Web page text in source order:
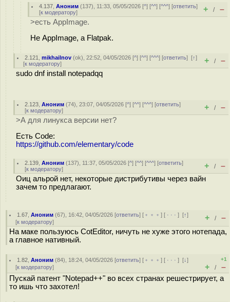
4.137 ,Аноним (137), 11:33, 05/05/2026 [^] [^^] [^^^] [ответить]
[к модератору] + / –
>есть AppImage.
Не AppImage, а Flatpak.
2.121 ,mikhailnov (ok), 22:52, 04/05/2026 [^] [^^] [^^^] [ответить][↑]
[к модератору] + / –
sudo dnf install notepadqq
2.123 ,Аноним (74), 23:07, 04/05/2026 [^] [^^] [^^^] [ответить]
[к модератору] + / –
>А для линукса версии нет?
Есть Code:
https://github.com/elementary/code
2.139 ,Аноним (137), 11:37, 05/05/2026 [^] [^^] [^^^] [ответить]
[к модератору] + / –
Оиц альрой нет, некоторые дистрибутивы через вайн
зачем то предлагают.
1.67 ,Аноним (67), 16:42, 04/05/2026 [ответить] [ ﹢﹢﹢] [ · · ·][↑]
[к модератору] + / –
На маке пользуюсь CotEditor, ничуть не хуже этого нотепада,
а главное нативный.
1.82 ,Аноним (84), 18:24, 04/05/2026 [ответить] [ ﹢﹢﹢] [ · · ·][↓]
[к модератору]
+1
+ / –
Пускай патент "Notepad++" во всех странах решестрирует, а
то ишь что захотел!